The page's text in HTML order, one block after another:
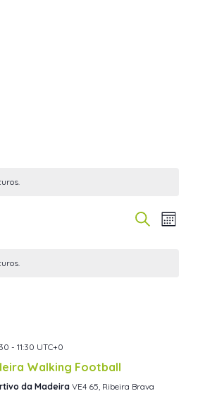
Pesquisar
Mês
- 11:30 UTC+0
Walking Football
da Madeira VE4 65, Ribeira Brava